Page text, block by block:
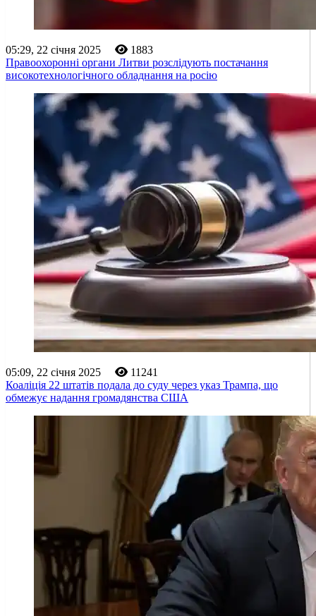
05:29, 22 січня 2025
1883
Правоохоронні органи Литви розслідують постачання
високотехнологічного обладнання на росію
05:09, 22 січня 2025
11241
Коаліція 22 штатів подала до суду через указ Трампа, що
обмежує надання громадянства США